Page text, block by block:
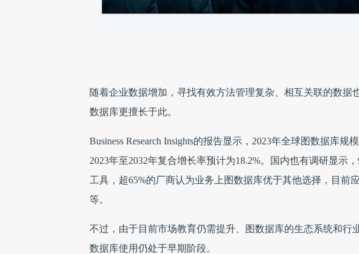
随着企业数据增加，寻找有效方法管理复杂、相互关联的数据
数据库更擅长于此。
Business Research Insights的报告显示，2023年全球图数据库规
2023年至2032年复合增长率预计为18.2%。国内也有调研显示
工具，超65%的厂商认为业务上图数据库优于其他选择，目前
等。
不过，由于目前市场教育仍需提升、图数据库的生态系统和行
数据库使用仍处于早期阶段。